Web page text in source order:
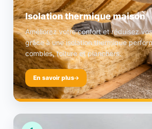
Isolation thermique maison
Améliorez votre confort et réduisez
grâce à une isolation thermique
combles, toiture et planchers.
En savoir plus